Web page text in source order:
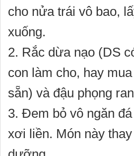
cho nửa trái vô bao,
xuống.
2. Rắc dừa nạo (DS
con làm cho, hay
sẵn) và đậu phọng
3. Đem bỏ vô ngăn
xơi liền. Món này